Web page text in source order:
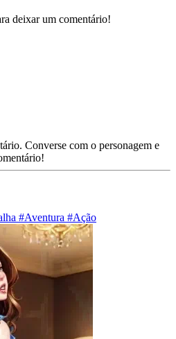
deixar um comentário!
Converse com o personagem e
#Aventura #Ação